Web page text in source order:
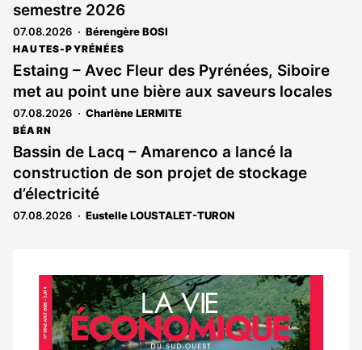
semestre 2026
07.08.2026 Bérengère BOSI
HAUTES-PYRÉNÉES
Estaing – Avec Fleur des Pyrénées, Siboire
met au point une bière aux saveurs locales
07.08.2026 Charlène LERMITE
BÉARN
Bassin de Lacq – Amarenco a lancé la
construction de son projet de stockage
d’électricité
07.08.2026 Eustelle LOUSTALET-TURON
Notre
dernier
magazine